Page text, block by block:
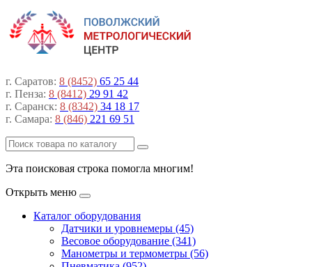
г. Саратов: 8 (8452) 65 25 44
г. Пенза: 8 (8412) 29 91 42
г. Саранск: 8 (8342) 34 18 17
г. Самара: 8 (846) 221 69 51
Эта поисковая строка помогла многим!
Открыть меню
Каталог оборудования
Датчики и уровнемеры (45)
Весовое оборудование (341)
Манометры и термометры (56)